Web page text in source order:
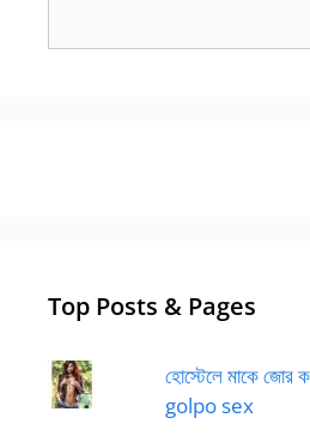
Top Posts & Pages
হোস্টেলে মাকে
golpo sex